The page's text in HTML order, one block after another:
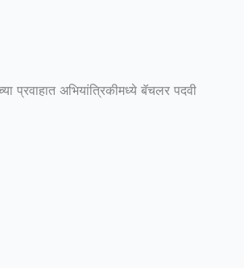
अभियांत्रिकीमध्ये बॅचलर पदवी